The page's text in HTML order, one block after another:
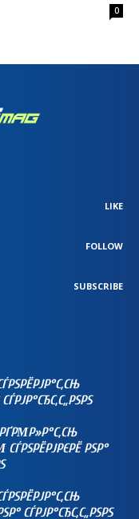
0
LIKE
FOLLOW
SUBSCRIBE
РЅР°
СЃРЈР°СЂС‚С„РЅРЅ